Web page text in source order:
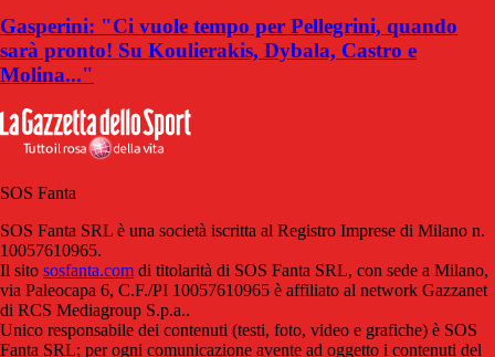
Gasperini: "Ci vuole tempo per Pellegrini, quando
sarà pronto! Su Koulierakis, Dybala, Castro e
Molina..."
SOS Fanta
SOS Fanta SRL è una società iscritta al Registro Imprese di Milano n.
10057610965.
Il sito sosfanta.com di titolarità di SOS Fanta SRL, con sede a Milano,
via Paleocapa 6, C.F./PI 10057610965 è affiliato al network Gazzanet
di RCS Mediagroup S.p.a..
Unico responsabile dei contenuti (testi, foto, video e grafiche) è SOS
Fanta SRL; per ogni comunicazione avente ad oggetto i contenuti del